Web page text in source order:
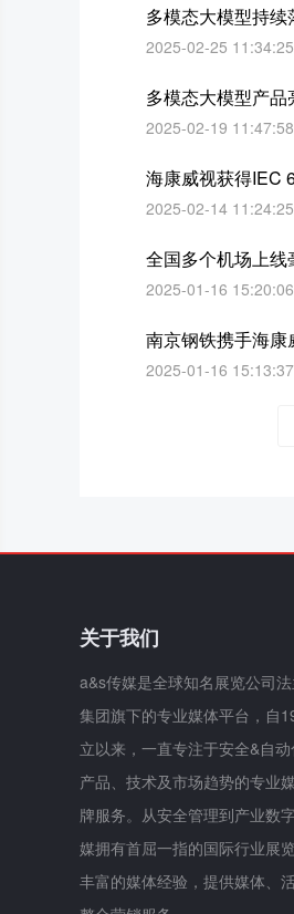
多模态大模型持
2025-02-25 11:34:25
多模态大模型产
2025-02-19 11:47:58
海康威视获得IEC
2025-02-14 11:24:25
全国多个机场上
2025-01-16 15:20:06
南京钢铁携手海康
2025-01-16 15:13:37
关于我们
a&s传媒是全球知名展览公司
集团旗下的专业媒体平台，自
立以来，一直专注于安全&自
产品、技术及市场趋势的专业
牌服务。从安全管理到产业数
媒拥有首屈一指的国际行业展
丰富的媒体经验，提供媒体、